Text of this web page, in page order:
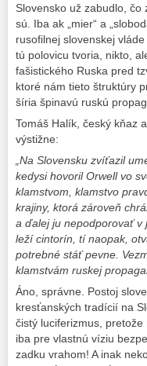
Slovensko už zabudlo,
sú. Iba ak „mier“ a
rusofilnej slovenskej
tú polovicu tvoria, nikto,
fašistického Ruska pred
ktoré nám tieto štruktúry
šíria špinavú ruskú
Tomáš Halík, český kňaz
výstižne:
„Na Slovensku zvíťazil
kedysi hovoril Orwell vo
klamstvom, klamstvo
krajiny, ktorá zároveň
a ďalej ju nepodporovať v
leží cintorín, tí naopak,
potrebné stáť pevne.
klamstvám ruskej
Áno, správne. Postoj
kresťanských tradícií na
čistý luciferizmus,
iba pre vlastnú víziu
zadku vrahom! A inak